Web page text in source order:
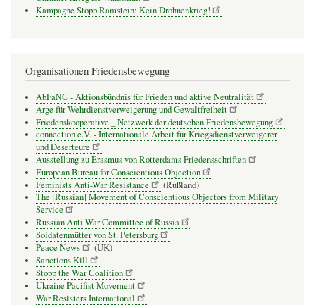
Kampagne Stopp Ramstein: Kein Drohnenkrieg!
Organisationen Friedensbewegung
AbFaNG - Aktionsbündnis für Frieden und aktive Neutralität
Arge für Wehrdienstverweigerung und Gewaltfreiheit
Friedenskooperative _ Netzwerk der deutschen Friedensbewegung
connection e.V. - Inter­na­tio­nale Arbeit für Kriegs­dienst­ver­wei­gerer
und Deser­teure
Ausstellung zu Erasmus von Rotterdams Friedensschriften
European Bureau for Conscientious Objection
Feminists Anti-War Resistance
(Rußland)
The [Russian] Movement of Conscientious Objectors from Military
Service
Russian Anti War Committee of Russia
Soldatenmütter von St. Petersburg
Peace News
(UK)
Sanctions Kill
Stopp the War Coalition
Ukraine Pacifist Movement
War Resisters International